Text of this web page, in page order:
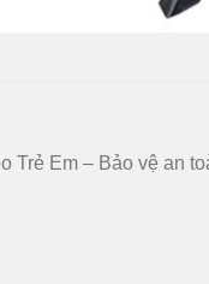
Trẻ Em – Bảo vệ an